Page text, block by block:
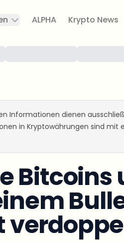
ALPHA Krypto News
Informationen dienen
in Kryptowährungen sind mit
Bitcoins